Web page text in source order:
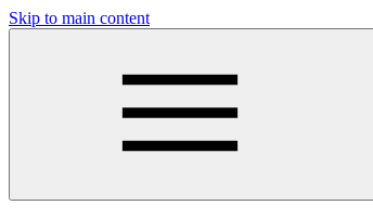
Skip to main content